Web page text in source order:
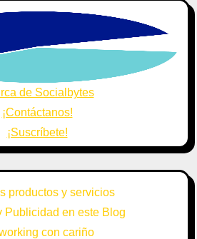
de Socialbytes
¡Contáctanos!
¡Suscríbete!
productos y servicios
Publicidad en este Blog
con cariño